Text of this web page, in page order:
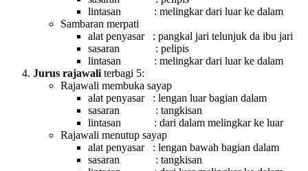
lintasan : melingkar dari luar ke dalam
Sambaran merpati
alat penyasar : pangkal jari telunjuk da ibu jari
sasaran : pelipis
lintasan : melingkar dari luar ke dalam
Jurus rajawali terbagi 5:
Rajawali membuka sayap
alat penyasar : lengan luar bagian dalam
sasaran : tangkisan
lintasan : dari dalam melingkar ke luar
Rajawali menutup sayap
alat penyasar : lengan bawah bagian dalam
sasaran : tangkisan